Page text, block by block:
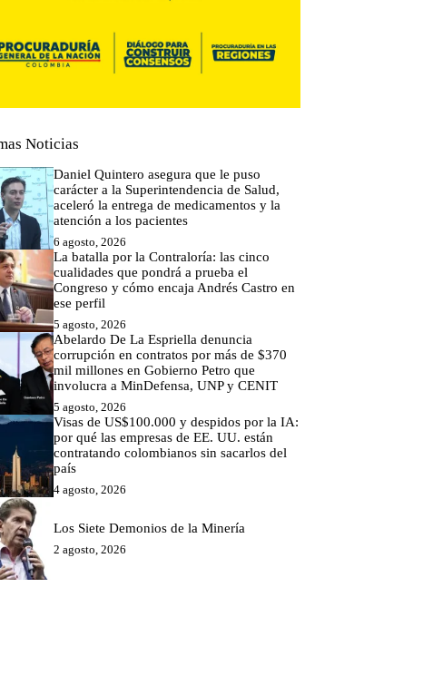
Noticias
Daniel Quintero asegura que le puso
carácter a la Superintendencia de Salud,
aceleró la entrega de medicamentos y la
atención a los pacientes
6 agosto, 2026
La batalla por la Contraloría: las cinco
cualidades que pondrá a prueba el
Congreso y cómo encaja Andrés Castro en
ese perfil
5 agosto, 2026
Abelardo De La Espriella denuncia
corrupción en contratos por más de $370
mil millones en Gobierno Petro que
involucra a MinDefensa, UNP y CENIT
5 agosto, 2026
Visas de US$100.000 y despidos por la IA:
por qué las empresas de EE. UU. están
contratando colombianos sin sacarlos del
país
4 agosto, 2026
Los Siete Demonios de la Minería
2 agosto, 2026